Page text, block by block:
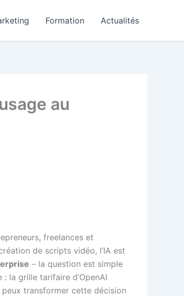
Formation Actualités
au
freelances et
de scripts vidéo, l’IA est
– la question est simple
la grille tarifaire d’OpenAI
transformer cette décision